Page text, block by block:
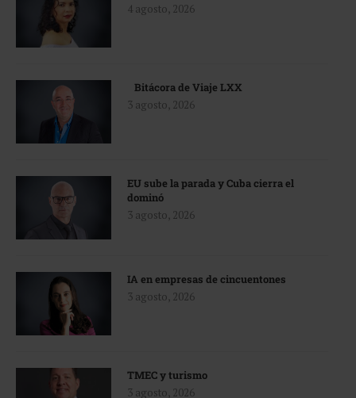
4 agosto, 2026
Bitácora de Viaje LXX
3 agosto, 2026
EU sube la parada y Cuba cierra el
dominó
3 agosto, 2026
IA en empresas de cincuentones
3 agosto, 2026
TMEC y turismo
3 agosto, 2026